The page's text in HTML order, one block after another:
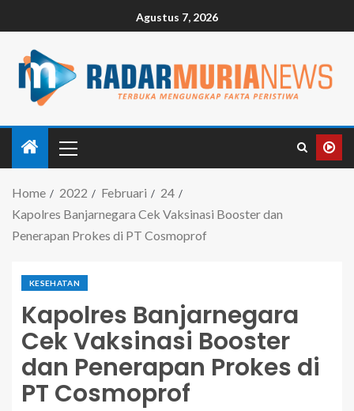
Agustus 7, 2026
Home 2022 Februari
24
Kapolres Banjarnegara Cek Vaksinasi Booster dan
Penerapan Prokes di PT Cosmoprof
KESEHATAN
Kapolres Banjarnegara
Cek Vaksinasi Booster
dan Penerapan Prokes di
PT Cosmoprof